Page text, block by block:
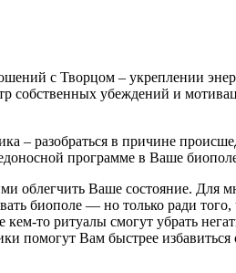
с Творцом – укреплении
собственных убеждений и
– разобраться в причине
программе в Ваше
облегчить Ваше состояние. Для
биополе — но только ради
кем-то ритуалы смогут убрать
помогут Вам быстрее избавиться